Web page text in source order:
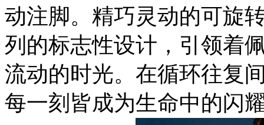
动注脚。精巧灵动的可旋
列的标志性设计 ，引领着
流动的时光。在循环往复
每一刻皆成为生命中的闪